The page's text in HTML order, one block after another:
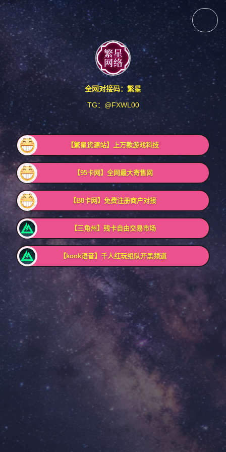
全网对接码：繁星
TG：@FXWL00
【繁星货源站】上万款游戏科技
【95卡网】全网最大寄售网
【B8卡网】免费注册商户对接
【三角州】残卡自由交易市场
【kook语音】千人红玩组队开黑频道